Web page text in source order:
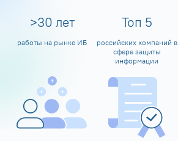
>30 лет
работы на рынке ИБ
Топ 5
российских компаний в
сфере защиты
информации